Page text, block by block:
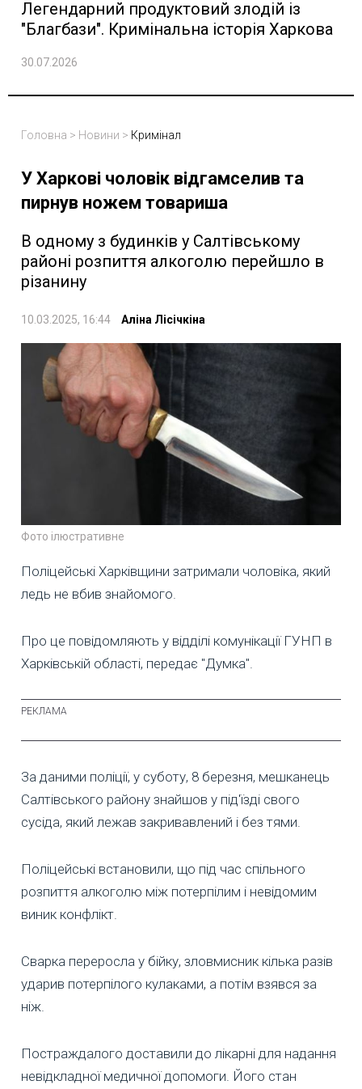
Легендарний продуктовий злодій із
"Благбази". Кримінальна історія Харкова
30.07.2026
Головна > Новини > Кримінал
У Харкові чоловік відгамселив та
пирнув ножем товариша
В одному з будинків у Салтівському
районі розпиття алкоголю перейшло в
різанину
10.03.2025, 16:44 Аліна Лісічкіна
Фото ілюстративне
Поліцейські Харківщини затримали чоловіка, який
ледь не вбив знайомого.
Про це повідомляють у відділі комунікації ГУНП в
Харківській області, передає "Думка".
За даними поліції, у суботу, 8 березня, мешканець
Салтівського району знайшов у під'їзді свого
сусіда, який лежав закривавлений і без тями.
Поліцейські встановили, що під час спільного
розпиття алкоголю між потерпілим і невідомим
виник конфлікт.
Сварка переросла у бійку, зловмисник кілька разів
ударив потерпілого кулаками, а потім взявся за
ніж.
Постраждалого доставили до лікарні для надання
невідкладної медичної допомоги. Його стан